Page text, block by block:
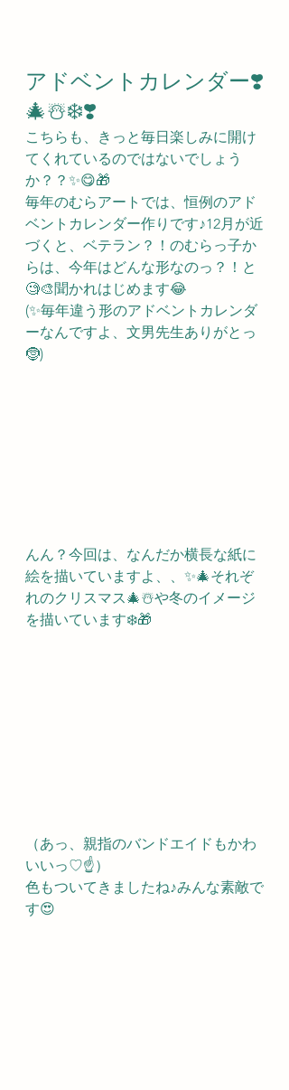
アドベントカレンダー❣️
🎄☃️❄️❣️
こちらも、きっと毎日楽しみに開け
てくれているのではないでしょう
か？？✨😋🎁
毎年のむらアートでは、恒例のアド
ベントカレンダー作りです♪12月が近
づくと、ベテラン？！のむらっ子か
らは、今年はどんな形なのっ？！と
🧐🎨聞かれはじめます😂
(✨毎年違う形のアドベントカレンダ
ーなんですよ、文男先生ありがとっ
🤶)
んん？今回は、なんだか横長な紙に
絵を描いていますよ、、✨🎄それぞ
れのクリスマス🎄☃️や冬のイメージ
を描いています❄️🎁
（あっ、親指のバンドエイドもかわ
いいっ♡☝️）
色もついてきましたね♪みんな素敵で
す😍